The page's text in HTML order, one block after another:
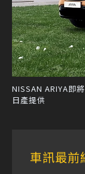
NISSAN ARIYA即
日產提供
車訊最前